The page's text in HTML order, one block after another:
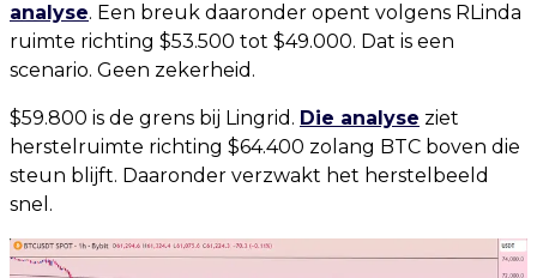
analyse. Een breuk daaronder opent volgens RLinda
ruimte richting $53.500 tot $49.000. Dat is een
scenario. Geen zekerheid.
$59.800 is de grens bij Lingrid. Die analyse ziet
herstelruimte richting $64.400 zolang BTC boven die
steun blijft. Daaronder verzwakt het herstelbeeld
snel.